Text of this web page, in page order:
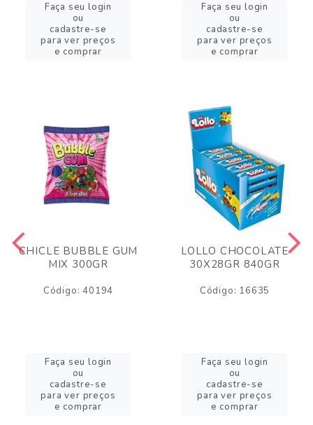
Faça seu login
ou
cadastre-se
para ver preços
e comprar
Faça seu login
ou
cadastre-se
para ver preços
e comprar
CHICLE BUBBLE GUM
MIX 300GR
Código: 40194
Faça seu login
ou
cadastre-se
para ver preços
e comprar
LOLLO CHOCOLATE
30X28GR 840GR
Código: 16635
Faça seu login
ou
cadastre-se
para ver preços
e comprar